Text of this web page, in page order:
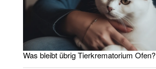
Was bleibt übrig Tierkrematorium Ofen?